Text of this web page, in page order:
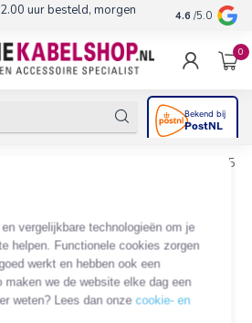
vergelijkbare technologieën om je
helpen. Functionele cookies zorgen
werkt en hebben ook een
we de website elke dag een
weten? Lees dan onzecookie- en
uur besteld, morgen 10+jaar
4.6 /5.0
0
Lightning naar 3,5mm Jack adapter | 0,15
Lightning naar 3,5mm
meter